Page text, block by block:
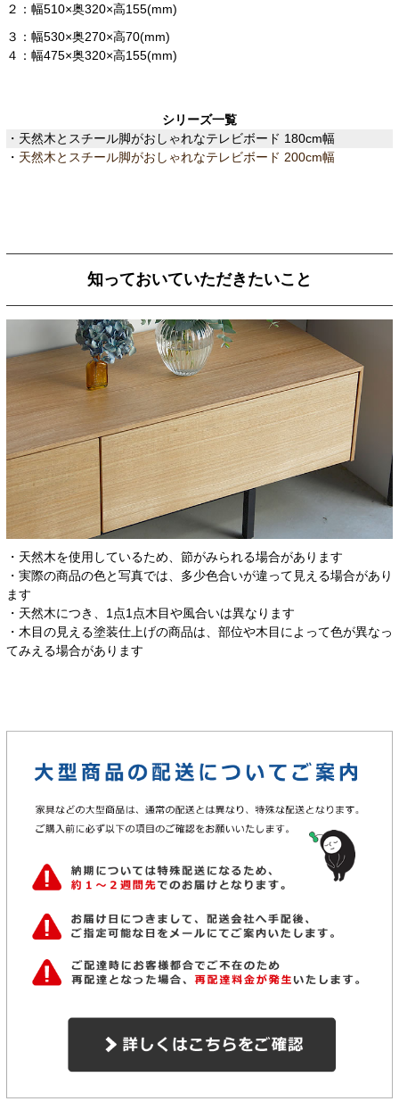
２：幅510×奥320×高155(mm)
３：幅530×奥270×高70(mm)
４：幅475×奥320×高155(mm)
シリーズ一覧
・天然木とスチール脚がおしゃれなテレビボード 180cm幅
・ 天然木とスチール脚がおしゃれなテレビボード 200cm幅
知っておいていただきたいこと
・天然木を使用しているため、節がみられる場合があります
・実際の商品の色と写真では、多少色合いが違って見える場合があり
ます
・天然木につき、1点1点木目や風合いは異なります
・木目の見える塗装仕上げの商品は、部位や木目によって色が異なっ
てみえる場合があります